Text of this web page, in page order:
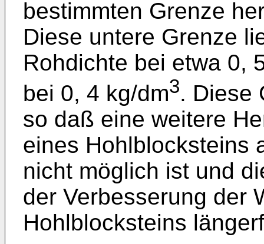
bestimmten Grenze
Diese untere Grenze
Rohdichte bei etwa 0,
bei 0, 4 kg/dm3. Diese
so daß eine weitere
eines Hohlblocksteins
nicht möglich ist und
der Verbesserung der
Hohlblocksteins